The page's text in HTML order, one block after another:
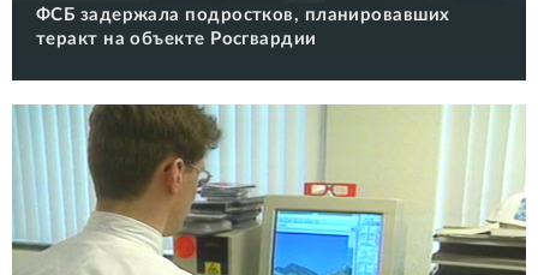
ФСБ задержала подростков, планировавших
теракт на объекте Росгвардии